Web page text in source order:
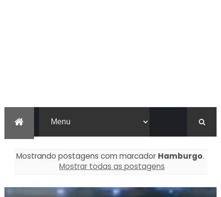
Mostrando postagens com marcador Hamburgo.
Mostrar todas as postagens